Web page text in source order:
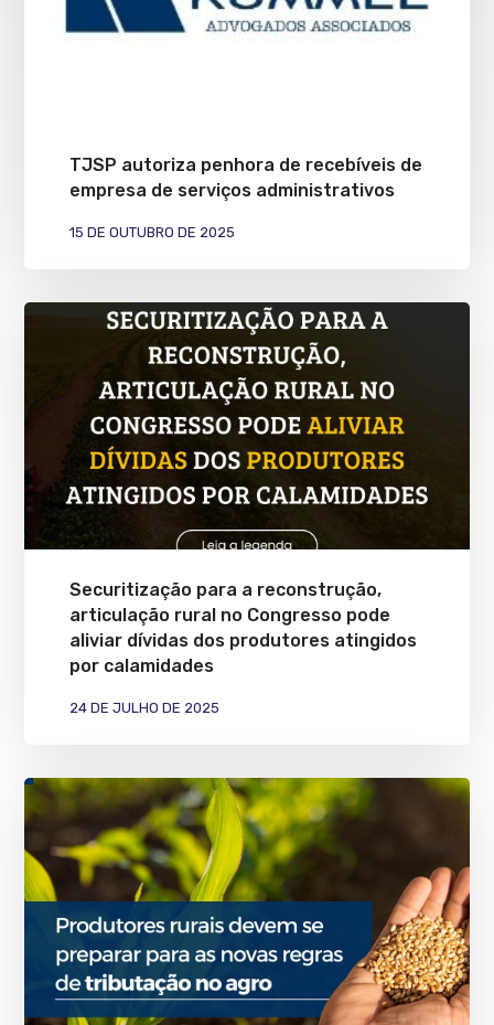
TJSP autoriza penhora de recebíveis de
empresa de serviços administrativos
15 DE OUTUBRO DE 2025
Securitização para a reconstrução,
articulação rural no Congresso pode
aliviar dívidas dos produtores atingidos
por calamidades
24 DE JULHO DE 2025